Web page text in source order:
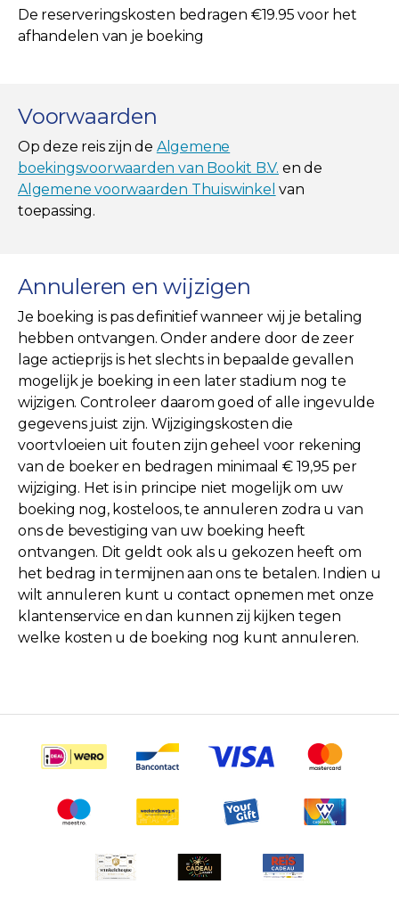
De reserveringskosten bedragen €19.95 voor het
afhandelen van je boeking
Voorwaarden
Op deze reis zijn de Algemene
boekingsvoorwaarden van Bookit B.V. en de
Algemene voorwaarden Thuiswinkel van
toepassing.
Annuleren en wijzigen
Je boeking is pas definitief wanneer wij je betaling
hebben ontvangen. Onder andere door de zeer
lage actieprijs is het slechts in bepaalde gevallen
mogelijk je boeking in een later stadium nog te
wijzigen. Controleer daarom goed of alle ingevulde
gegevens juist zijn. Wijzigingskosten die
voortvloeien uit fouten zijn geheel voor rekening
van de boeker en bedragen minimaal € 19,95 per
wijziging. Het is in principe niet mogelijk om uw
boeking nog, kosteloos, te annuleren zodra u van
ons de bevestiging van uw boeking heeft
ontvangen. Dit geldt ook als u gekozen heeft om
het bedrag in termijnen aan ons te betalen. Indien u
wilt annuleren kunt u contact opnemen met onze
klantenservice en dan kunnen zij kijken tegen
welke kosten u de boeking nog kunt annuleren.